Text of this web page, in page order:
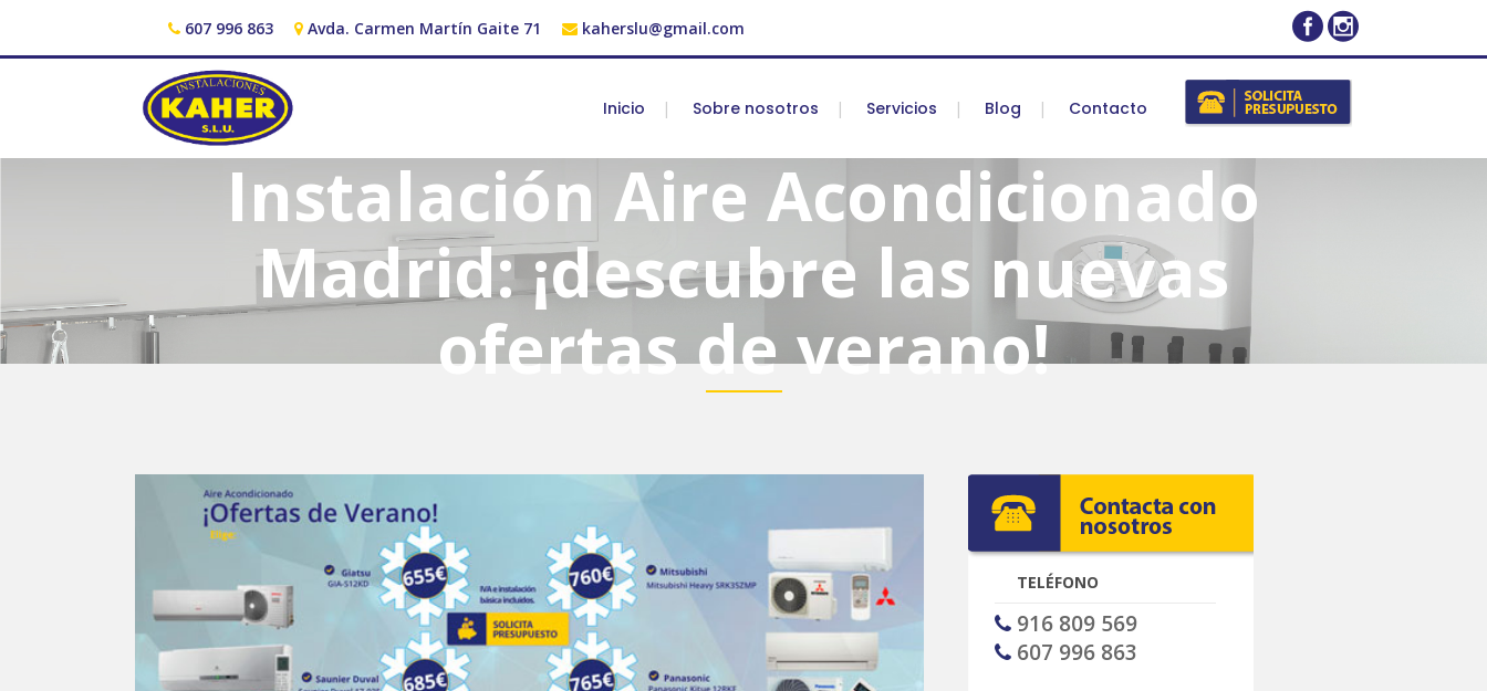
607 996 863 Avda. Carmen Martín Gaite 71 kaherslu@gmail.com
Inicio Sobre nosotros Servicios Blog Contacto
Instalación Aire Acondicionado
Madrid: ¡descubre las nuevas
ofertas de verano!
TELÉFONO
916 809 569
607 996 863